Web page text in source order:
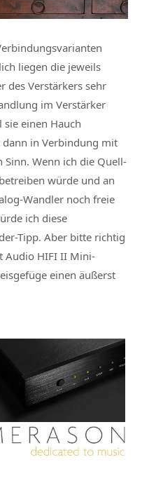
liegen die jeweils
des Verstärkers sehr
im Verstärker
sie einen Hauch
in Verbindung mit
Sinn. Wenn ich die Quell-
würde und an
Wandler noch freie
ich diese
Tipp. Aber bitte richtig
Audio HIFI II Mini-
einen äußerst